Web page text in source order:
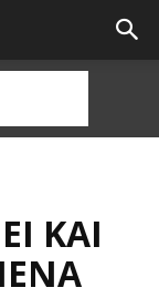
ΚΑΙ